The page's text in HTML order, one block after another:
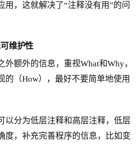
用，这就解决了“注释没有用”的问
维护性
外额外的信息，重视What和Why，
的（How），最好不要简单地使用
以分为低层注释和高层注释，低层
度，补充完善程序的信息，比如变